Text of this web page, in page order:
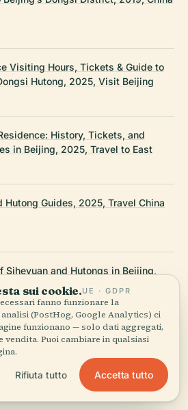
Visiting Hours, Tickets & Guide to
Hutong, 2025, Visit Beijing
History, Tickets, and
in Beijing, 2025, Travel to East
Hutong Guides, 2025, Travel China
Siheyuan and Hutongs in Beijing,
Beijing, 2025, Living Nomads
2025, Travel China With Me
sui cookie.UE · GDPR
fanno funzionare la
(PostHog, Google Analytics) ci
funzionano — solo dati aggregati,
Puoi cambiare in qualsiasi
Rifiuta tutto Accetta tutto